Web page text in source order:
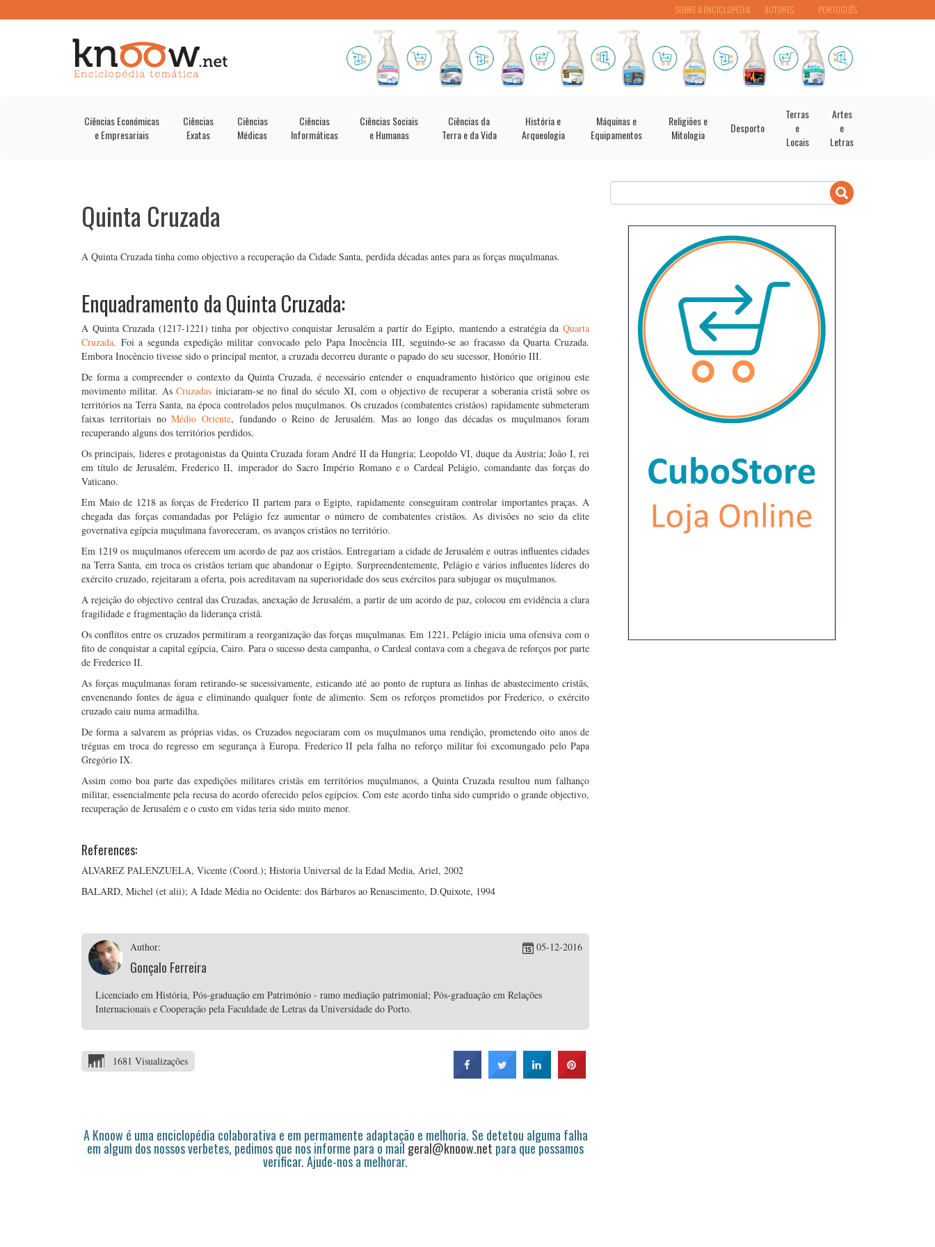
PORTUGUÊS
SOBRE A ENCICLOPÉDIA AUTORES
Ciências Económicas
e Empresariais
Ciências
Exatas
Ciências
Médicas
Ciências
Informáticas
Ciências Sociais
e Humanas
Ciências da
Terra e da Vida
História e
Arqueologia
Máquinas e
Equipamentos
Religiões e
Mitologia
Desporto
Terras
e
Locais
Artes
e
Letras
Quinta Cruzada
A Quinta Cruzada tinha como objectivo a recuperação da Cidade Santa, perdida décadas antes para as forças muçulmanas.
Enquadramento da Quinta Cruzada:
A Quinta Cruzada (1217-1221) tinha por objectivo conquistar Jerusalém a partir do Egipto, mantendo a estratégia da Quarta
Cruzada. Foi a segunda expedição militar convocado pelo Papa Inocência III, seguindo-se ao fracasso da Quarta Cruzada.
Embora Inocêncio tivesse sido o principal mentor, a cruzada decorreu durante o papado do seu sucessor, Honório III.
De forma a compreender o contexto da Quinta Cruzada, é necessário entender o enquadramento histórico que originou este
movimento militar. AsCruzadas iniciaram-se no final do século XI, com o objectivo de recuperar a soberania cristã sobre os
territórios na Terra Santa, na época controlados pelos muçulmanos. Os cruzados (combatentes cristãos) rapidamente submeteram
faixas territoriais noMédio Oriente, fundando o Reino de Jerusalém. Mas ao longo das décadas os muçulmanos foram
recuperando alguns dos territórios perdidos.
Os principais, lideres e protagonistas da Quinta Cruzada foram André II da Hungria; Leopoldo VI, duque da Áustria; João I, rei
em título de Jerusalém, Frederico II, imperador do Sacro Império Romano e o Cardeal Pelágio, comandante das forças do
Vaticano.
Em Maio de 1218 as forças de Frederico II partem para o Egipto, rapidamente conseguiram controlar importantes praças. A
chegada das forças comandadas por Pelágio fez aumentar o número de combatentes cristãos. As divisões no seio da elite
governativa egípcia muçulmana favoreceram, os avanços cristãos no território.
Em 1219 os muçulmanos oferecem um acordo de paz aos cristãos. Entregariam a cidade de Jerusalém e outras influentes cidades
na Terra Santa, em troca os cristãos teriam que abandonar o Egipto. Surpreendentemente, Pelágio e vários influentes líderes do
exército cruzado, rejeitaram a oferta, pois acreditavam na superioridade dos seus exércitos para subjugar os muçulmanos.
A rejeição do objectivo central das Cruzadas, anexação de Jerusalém, a partir de um acordo de paz, colocou em evidência a clara
fragilidade e fragmentação da liderança cristã.
Os conflitos entre os cruzados permitiram a reorganização das forças muçulmanas. Em 1221, Pelágio inicia uma ofensiva com o
fito de conquistar a capital egípcia, Cairo. Para o sucesso desta campanha, o Cardeal contava com a chegava de reforços por parte
de Frederico II.
As forças muçulmanas foram retirando-se sucessivamente, esticando até ao ponto de ruptura as linhas de abastecimento cristãs,
envenenando fontes de água e eliminando qualquer fonte de alimento. Sem os reforços prometidos por Frederico, o exército
cruzado caiu numa armadilha.
De forma a salvarem as próprias vidas, os Cruzados negociaram com os muçulmanos uma rendição, prometendo oito anos de
tréguas em troca do regresso em segurança à Europa. Frederico II pela falha no reforço militar foi excomungado pelo Papa
Gregório IX.
Assim como boa parte das expedições militares cristãs em territórios muçulmanos, a Quinta Cruzada resultou num falhanço
militar, essencialmente pela recusa do acordo oferecido pelos egípcios. Com este acordo tinha sido cumprido o grande objectivo,
recuperação de Jerusalém e o custo em vidas teria sido muito menor.
References:
ÁLVAREZ PALENZUELA, Vicente (Coord.); Historia Universal de la Edad Media, Ariel, 2002
BALARD, Michel (et alii); A Idade Média no Ocidente: dos Bárbaros ao Renascimento, D.Quixote, 1994
Author:
Gonçalo Ferreira
05-12-2016
Licenciado em História, Pós-graduação em Património - ramo mediação patrimonial; Pós-graduação em Relações
Internacionais e Cooperação pela Faculdade de Letras da Universidade do Porto.
1681 Visualizações
A Knoow é uma enciclopédia colaborativa e em permamente adaptação e melhoria. Se detetou alguma falha
em algum dos nossos verbetes, pedimos que nos informe para o mail geral@knoow.net para que possamos
verificar. Ajude-nos a melhorar.